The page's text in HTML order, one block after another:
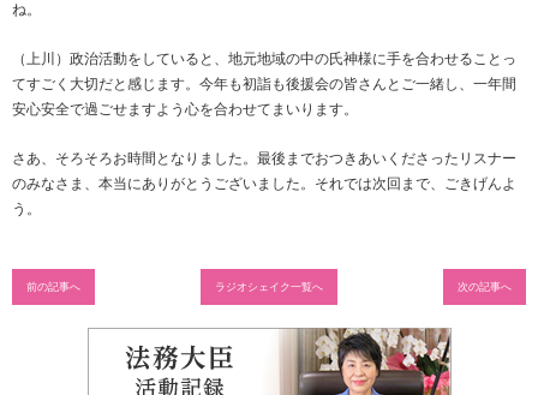
ね。
（上川）政治活動をしていると、地元地域の中の氏神様に手を合わせることっ
てすごく大切だと感じます。今年も初詣も後援会の皆さんとご一緒し、一年間
安心安全で過ごせますよう心を合わせてまいります。
さあ、そろそろお時間となりました。最後までおつきあいくださったリスナー
のみなさま、本当にありがとうございました。それでは次回まで、ごきげんよ
う。
前の記事へ ラジオシェイク一覧へ 次の記事へ